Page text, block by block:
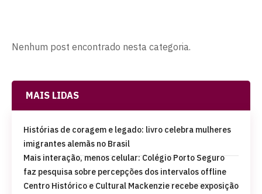
Nenhum post encontrado nesta categoria.
MAIS LIDAS
Histórias de coragem e legado: livro celebra mulheres
imigrantes alemãs no Brasil
Mais interação, menos celular: Colégio Porto Seguro
faz pesquisa sobre percepções dos intervalos offline
Centro Histórico e Cultural Mackenzie recebe exposição